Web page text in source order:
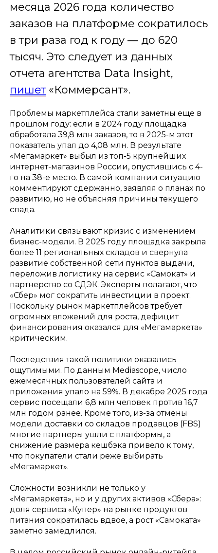
месяца 2026 года количество
заказов на платформе сократилось
в три раза год к году — до 620
тысяч. Это следует из данных
отчета агентства Data Insight,
пишет «Коммерсант».
Проблемы маркетплейса стали заметны еще в
прошлом году: если в 2024 году площадка
обработала 39,8 млн заказов, то в 2025-м этот
показатель упал до 4,08 млн. В результате
«Мегамаркет» выбыл из топ-5 крупнейших
интернет-магазинов России, опустившись с 4-
го на 38-е место. В самой компании ситуацию
комментируют сдержанно, заявляя о планах по
развитию, но не объясняя причины текущего
спада.
Аналитики связывают кризис с изменением
бизнес-модели. В 2025 году площадка закрыла
более 11 региональных складов и свернула
развитие собственной сети пунктов выдачи,
переложив логистику на сервис «Самокат» и
партнерство со СДЭК. Эксперты полагают, что
«Сбер» мог сократить инвестиции в проект.
Поскольку рынок маркетплейсов требует
огромных вложений для роста, дефицит
финансирования оказался для «Мегамаркета»
критическим.
Последствия такой политики оказались
ощутимыми. По данным Mediascope, число
ежемесячных пользователей сайта и
приложения упало на 59%. В декабре 2025 года
сервис посещали 6,8 млн человек против 16,7
млн годом ранее. Кроме того, из-за отмены
модели доставки со складов продавцов (FBS)
многие партнеры ушли с платформы, а
снижение размера кешбэка привело к тому,
что покупатели стали реже выбирать
«Мегамаркет».
Сложности возникли не только у
«Мегамаркета», но и у других активов «Сбера»:
доля сервиса «Купер» на рынке продуктов
питания сократилась вдвое, а рост «Самоката»
заметно замедлился.